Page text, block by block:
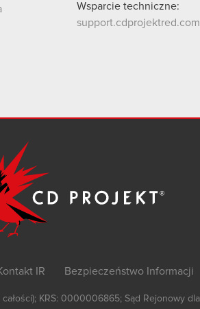
Wsparcie techniczne:
support.cdprojektred.com
IR Bezpieczeństwo Informacji
całości); KRS: 0000006865; Sąd Rejonowy